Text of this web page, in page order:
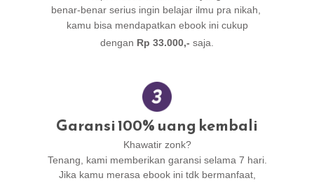
benar-benar serius ingin belajar ilmu pra nikah,
kamu bisa mendapatkan ebook ini cukup
dengan Rp 33.000,- saja.
Garansi 100% uang kembali
Khawatir zonk?
Tenang, kami memberikan garansi selama 7 hari.
Jika kamu merasa ebook ini tdk bermanfaat,